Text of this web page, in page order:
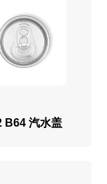
B64 汽水盖